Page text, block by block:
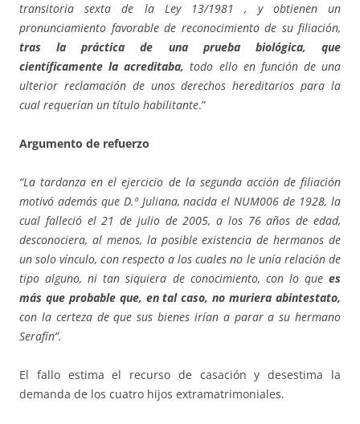
transitoria sexta de la Ley 13/1981 , y obtienen un
pronunciamiento favorable de reconocimiento de su filiación,
tras la práctica de una prueba biológica, que
científicamente la acreditaba, todo ello en función de una
ulterior reclamación de unos derechos hereditarios para la
cual requerían un título habilitante.”
Argumento de refuerzo
“La tardanza en el ejercicio de la segunda acción de filiación
motivó además que D.ª Juliana, nacida el NUM006 de 1928, la
cual falleció el 21 de julio de 2005, a los 76 años de edad,
desconociera, al menos, la posible existencia de hermanos de
un solo vínculo, con respecto a los cuales no le unía relación de
tipo alguno, ni tan siquiera de conocimiento, con lo que es
más que probable que, en tal caso, no muriera abintestato,
con la certeza de que sus bienes irían a parar a su hermano
Serafín”.
El fallo estima el recurso de casación y desestima la
demanda de los cuatro hijos extramatrimoniales.